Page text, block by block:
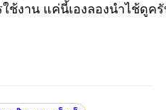
ช้งาน แค่นี้เองลองนำไช้ดูค